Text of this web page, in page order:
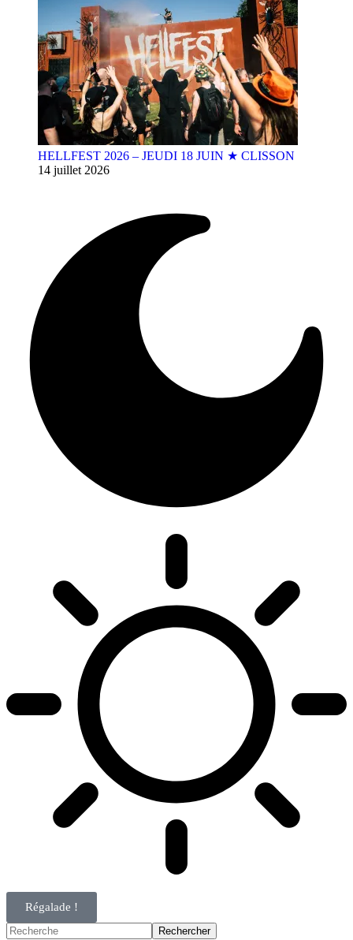
HELLFEST 2026 – JEUDI 18 JUIN ★ CLISSON
14 juillet 2026
Régalade !